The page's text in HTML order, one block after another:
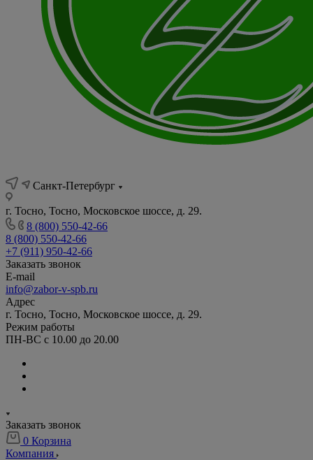
Санкт-Петербург
г. Тосно, Тосно, Московское шоссе, д. 29.
8 (800) 550-42-66
8 (800) 550-42-66
+7 (911) 950-42-66
Заказать звонок
E-mail
info@zabor-v-spb.ru
Адрес
г. Тосно, Тосно, Московское шоссе, д. 29.
Режим работы
ПН-ВС с 10.00 до 20.00
Заказать звонок
0 Корзина
Компания